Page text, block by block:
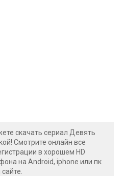
скачать сериал Девять
Смотрите онлайн все
в хорошем HD
на Android, iphone или пк